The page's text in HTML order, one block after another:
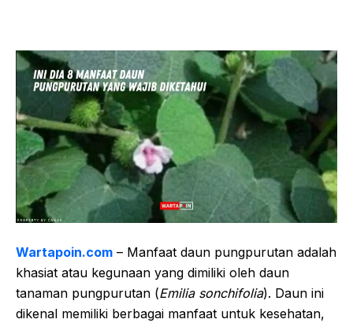
Wartapoin.com – Manfaat daun pungpurutan adalah
khasiat atau kegunaan yang dimiliki oleh daun
tanaman pungpurutan (Emilia sonchifolia). Daun ini
dikenal memiliki berbagai manfaat untuk kesehatan,